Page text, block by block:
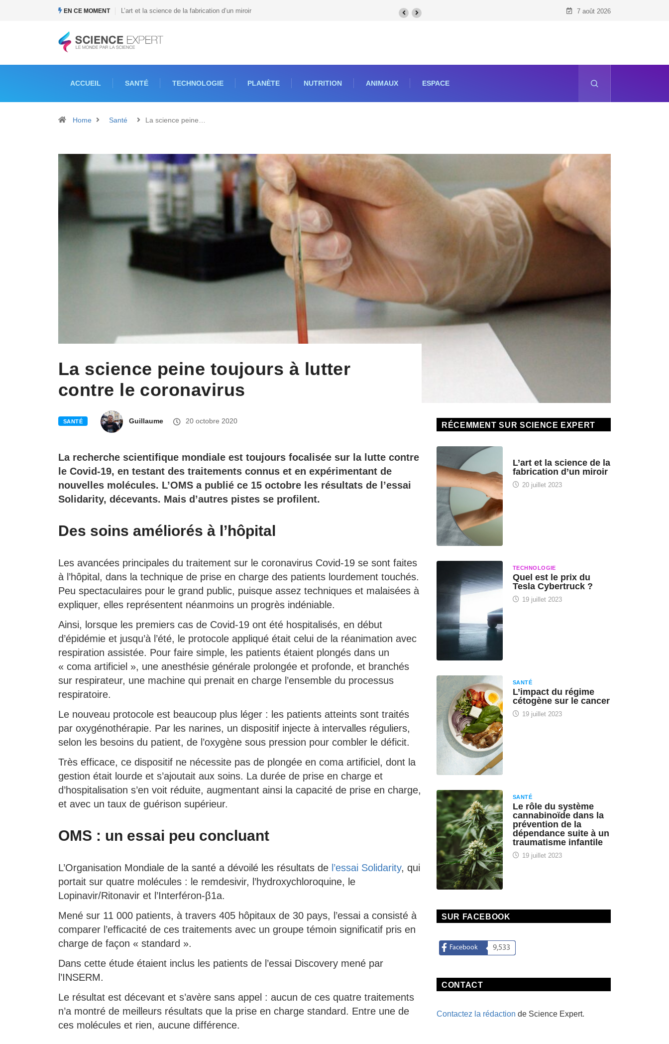
EN CE MOMENT Quel est le prix du Tesla Cybertruck ? 7 août 2026
ACCUEIL SANTÉ TECHNOLOGIE PLANÈTE NUTRITION ANIMAUX ESPACE
Home Santé La science peine…
La science peine toujours à lutter
contre le coronavirus
SANTÉ Guillaume 20 octobre 2020
La recherche scientifique mondiale est toujours focalisée sur la lutte contre
le Covid-19, en testant des traitements connus et en expérimentant de
nouvelles molécules. L’OMS a publié ce 15 octobre les résultats de l’essai
Solidarity, décevants. Mais d’autres pistes se profilent.
Des soins améliorés à l’hôpital
Les avancées principales du traitement sur le coronavirus Covid-19 se sont faites
à l’hôpital, dans la technique de prise en charge des patients lourdement touchés.
Peu spectaculaires pour le grand public, puisque assez techniques et malaisées à
expliquer, elles représentent néanmoins un progrès indéniable.
Ainsi, lorsque les premiers cas de Covid-19 ont été hospitalisés, en début
d’épidémie et jusqu’à l’été, le protocole appliqué était celui de la réanimation avec
respiration assistée. Pour faire simple, les patients étaient plongés dans un
« coma artificiel », une anesthésie générale prolongée et profonde, et branchés
sur respirateur, une machine qui prenait en charge l’ensemble du processus
respiratoire.
Le nouveau protocole est beaucoup plus léger : les patients atteints sont traités
par oxygénothérapie. Par les narines, un dispositif injecte à intervalles réguliers,
selon les besoins du patient, de l’oxygène sous pression pour combler le déficit.
Très efficace, ce dispositif ne nécessite pas de plongée en coma artificiel, dont la
gestion était lourde et s’ajoutait aux soins. La durée de prise en charge et
d’hospitalisation s’en voit réduite, augmentant ainsi la capacité de prise en charge,
et avec un taux de guérison supérieur.
OMS : un essai peu concluant
L’Organisation Mondiale de la santé a dévoilé les résultats de l’essai Solidarity, qui
portait sur quatre molécules : le remdesivir, l’hydroxychloroquine, le
Lopinavir/Ritonavir et l’Interféron-β1a.
Mené sur 11 000 patients, à travers 405 hôpitaux de 30 pays, l’essai a consisté à
comparer l’efficacité de ces traitements avec un groupe témoin significatif pris en
charge de façon « standard ».
Dans cette étude étaient inclus les patients de l’essai Discovery mené par
l’INSERM.
Le résultat est décevant et s’avère sans appel : aucun de ces quatre traitements
n’a montré de meilleurs résultats que la prise en charge standard. Entre une de
ces molécules et rien, aucune différence.
RÉCEMMENT SUR SCIENCE EXPERT
L’art et la science de la
fabrication d’un miroir
20 juillet 2023
TECHNOLOGIE
Quel est le prix du
Tesla Cybertruck ?
19 juillet 2023
SANTÉ
L’impact du régime
cétogène sur le cancer
19 juillet 2023
SANTÉ
Le rôle du système
cannabinoïde dans la
prévention de la
dépendance suite à un
traumatisme infantile
19 juillet 2023
SUR FACEBOOK
Facebook 9,533
CONTACT
Contactez la rédaction de Science Expert.